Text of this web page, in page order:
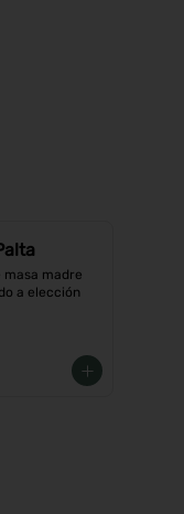
masa madre
a elección